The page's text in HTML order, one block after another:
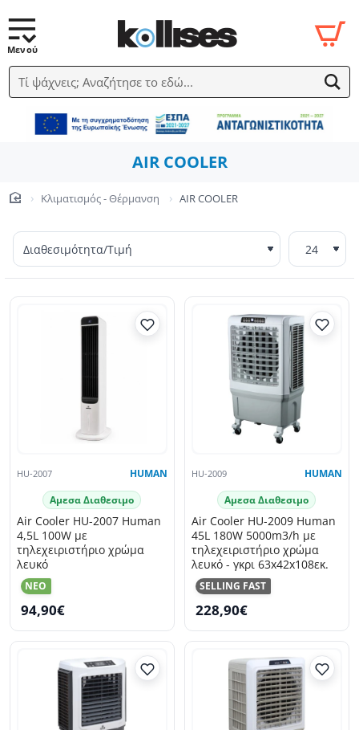
Τί ψάχνεις; Αναζήτησε το εδώ...
AIR COOLER
Κλιματισμός - Θέρμανση AIR COOLER
NEO
HU-2007 HUMAN
Αμεσα Διαθεσιμο
Air Cooler HU-2007 Human
4,5L 100W με
τηλεχειριστήριο χρώμα
λευκό
94,90€
SELLING FAST
HU-2009 HUMAN
Αμεσα Διαθεσιμο
Air Cooler HU-2009 Human
45L 180W 5000m3/h με
τηλεχειριστήριο χρώμα
λευκό - γκρι 63x42x108εκ.
228,90€